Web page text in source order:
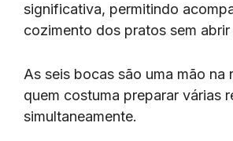
significativa, permitindo
cozimento dos pratos sem abrir
As seis bocas são uma mão na
quem costuma preparar várias
simultaneamente.